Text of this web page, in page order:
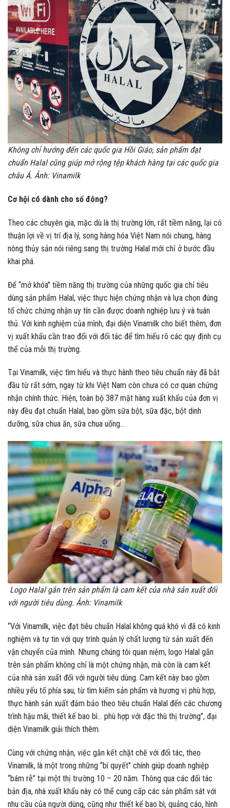
Không chỉ hướng đến các quốc gia Hồi Giáo, sản phẩm đạt
chuẩn Halal cũng giúp mở rộng tệp khách hàng tại các quốc gia
châu Á. Ảnh: Vinamilk
Cơ hội có dành cho số đông?
Theo các chuyên gia, mặc dù là thị trường lớn, rất tiềm năng, lại có
thuận lợi về vị trí địa lý, song hàng hóa Việt Nam nói chung, hàng
nông thủy sản nói riêng sang thị trường Halal mới chỉ ở bước đầu
khai phá.
Để “mở khóa” tiềm năng thị trường của những quốc gia chỉ tiêu
dùng sản phẩm Halal, việc thực hiện chứng nhận và lựa chọn đúng
tổ chức chứng nhận uy tín cần được doanh nghiệp lưu ý và tuân
thủ. Với kinh nghiệm của mình, đại diện Vinamilk cho biết thêm, đơn
vị xuất khẩu cần trao đổi với đối tác để tìm hiểu rõ các quy định cụ
thể của mỗi thị trường.
Tại Vinamilk, việc tìm hiểu và thực hành theo tiêu chuẩn này đã bắt
đầu từ rất sớm, ngay từ khi Việt Nam còn chưa có cơ quan chứng
nhận chính thức. Hiện, toàn bộ 387 mặt hàng xuất khẩu của đơn vị
này đều đạt chuẩn Halal, bao gồm sữa bột, sữa đặc, bột dinh
dưỡng, sữa chua ăn, sữa chua uống…
Logo Halal gắn trên sản phẩm là cam kết của nhà sản xuất đối
với người tiêu dùng. Ảnh: Vinamilk
“Với Vinamilk, việc đạt tiêu chuẩn Halal không quá khó vì đã có kinh
nghiệm và tự tin với quy trình quản lý chất lượng từ sản xuất đến
vận chuyển của mình. Nhưng chúng tôi quan niệm, logo Halal gắn
trên sản phẩm không chỉ là một chứng nhận, mà còn là cam kết
của nhà sản xuất đối với người tiêu dùng. Cam kết này bao gồm
nhiều yếu tố phía sau, từ tìm kiếm sản phẩm và hương vị phù hợp,
thực hành sản xuất đảm bảo theo tiêu chuẩn Halal đến các chương
trình hậu mãi, thiết kế bao bì… phù hợp với đặc thù thị trường”, đại
diện Vinamilk giải thích thêm.
Cùng với chứng nhận, việc gắn kết chặt chẽ với đối tác, theo
Vinamilk, là một trong những “bí quyết” chính giúp doanh nghiệp
“bám rễ” tại một thị trường 10 – 20 năm. Thông qua các đối tác
bản địa, nhà xuất khẩu này có thể cung cấp các sản phẩm sát với
nhu cầu của người dùng, cũng như thiết kế bao bì, quảng cáo, hình